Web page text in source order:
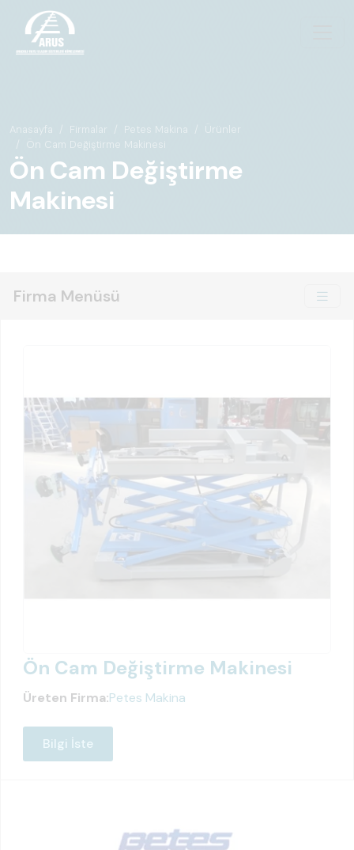
Anasayfa Firmalar Petes Makina
Ürünler
Ön Cam Değiştirme Makinesi
Ön Cam Değiştirme
Makinesi
Firma Menüsü
Ön Cam Değiştirme Makinesi
Üreten Firma:Petes Makina
Bilgi İste